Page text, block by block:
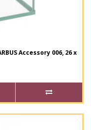
Accessory 006, 26 х